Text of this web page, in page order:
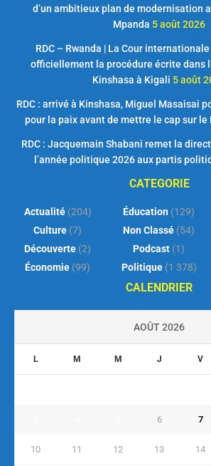
d’un ambitieux plan de modernisation
Mpanda 5 août 2026
RDC – Rwanda | La Cour
officiellement la procédure écrite dans
Kinshasa à Kigali 5 août
RDC : arrivé à Kinshasa, Miguel Masaisai
pour la paix avant de mettre le cap sur le
RDC : Jacquemain Shabani remet la
l’année politique 2026 aux partis
CATEGORIE
Actualité(204)
Culture (7)
Découverte (2)
Économie (99)
Éducation (129)
Non Classé (54)
Podcast (1)
Politique(1 378)
CALENDRIER
AOÛT 2026
L M M J V
6 7
10 11 12 13 14